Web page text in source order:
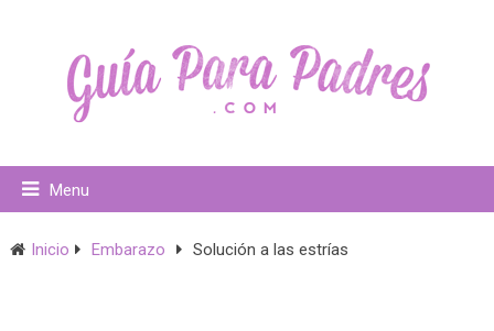
Menu
Inicio Embarazo Solución a las estrías